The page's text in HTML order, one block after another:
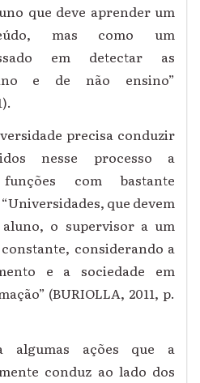
que deve aprender um
mas como um
em detectar as
e de não ensino”
precisa conduzir
nesse processo a
com bastante
que devem
o supervisor a um
considerando a
e a sociedade em
(BURIOLLA, 2011, p.
algumas ações que a
conduz ao lado dos